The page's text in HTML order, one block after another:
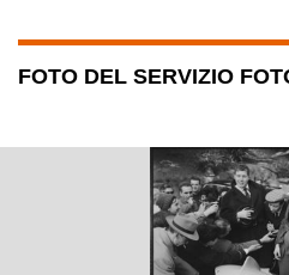
FOTO DEL SERVIZIO